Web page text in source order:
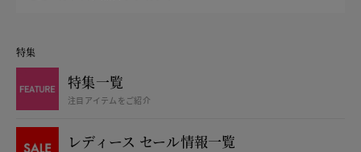
特集
特集一覧
注目アイテムをご紹介
レディース セール情報一覧